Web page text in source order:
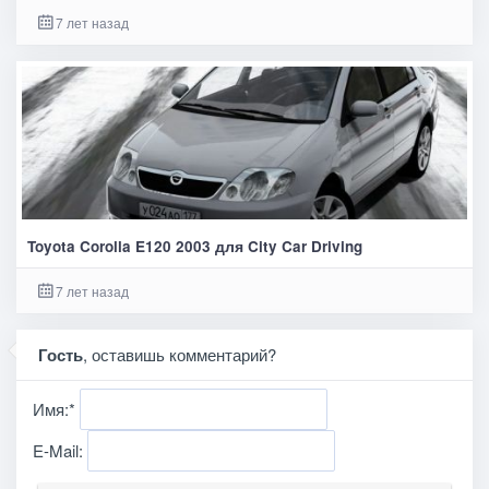
7 лет назад
Toyota Corolla E120 2003 для City Car Driving
7 лет назад
Гость, оставишь комментарий?
Имя:*
E-Mail: